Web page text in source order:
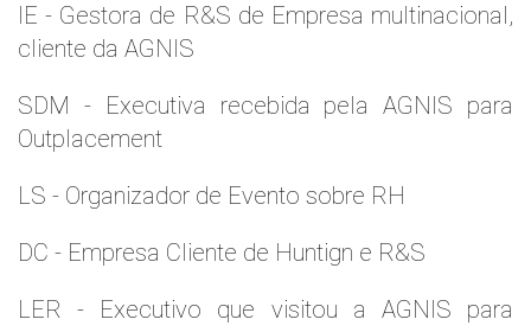
IE - Gestora de R&S de Empresa multinacional,
cliente da AGNIS
SDM - Executiva recebida pela AGNIS para
Outplacement
LS - Organizador de Evento sobre RH
DC - Empresa Cliente de Huntign e R&S
LER - Executivo que visitou a AGNIS para